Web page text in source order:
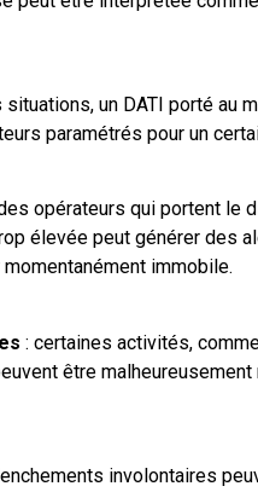
un DATI porté au
paramétrés pour un
opérateurs qui portent le
élevée peut générer des
momentanément immobile.
: certaines activités,
être
involontaires